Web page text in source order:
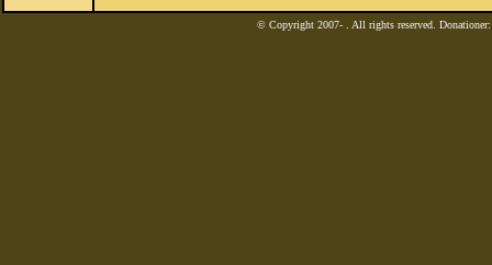
© Copyright 2007- . All rights reserved.